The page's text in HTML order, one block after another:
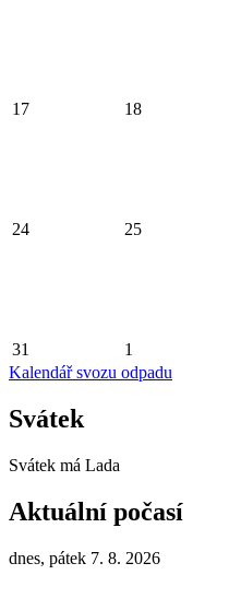
17 18
24 25
31 1
Kalendář svozu odpadu
Svátek
Svátek má Lada
Aktuální počasí
dnes, pátek 7. 8. 2026